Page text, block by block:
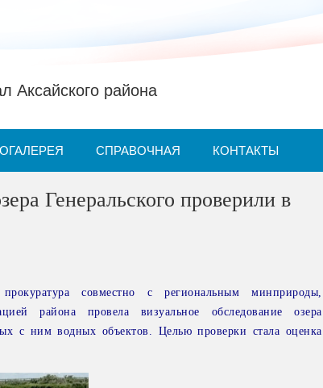
Аксайского района
СПРАВОЧНАЯ КОНТАКТЫ
Генеральского проверили в
совместно с региональным минприроды,
района провела визуальное обследование озера
с ним водных объектов. Целью проверки стала оценка